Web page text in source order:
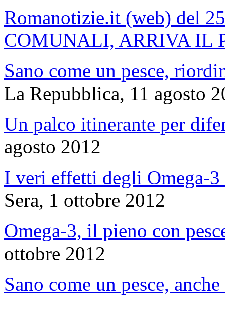
Romanotizie.it (web) del
COMUNALI, ARRIVA IL
Sano come un pesce,
La Repubblica, 11 agosto
Un palco itinerante per
agosto 2012
I veri effetti degli Omega-3
Sera, 1 ottobre 2012
Omega-3, il pieno con
ottobre 2012
Sano come un pesce,